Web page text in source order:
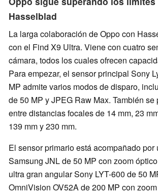
Hasselblad
La larga colaboración de Oppo con
con el Find X9 Ultra. Viene con cuatro
cámara, todos los cuales ofrecen
Para empezar, el sensor principal Sony
MP admite varios modos de disparo,
de 50 MP y JPEG Raw Max. También
entre distancias focales de 14 mm, 23
139 mm y 230 mm.
El sensor primario está acompañado por
Samsung JNL de 50 MP con zoom
ultra gran angular Sony LYT-600 de 50
OmniVision OV52A de 200 MP con